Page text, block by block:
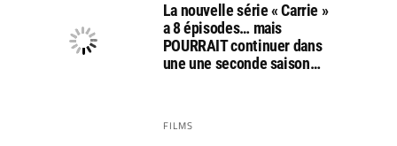
La nouvelle série « Carrie »
a 8 épisodes… mais
POURRAIT continuer dans
une une seconde saison…
FILMS